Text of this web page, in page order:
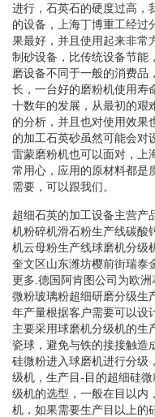
进行，石英石的硬度过高，
的设备，上海丁博重工经过
果最好，并且使用起来非常
制砂设备，比传统设备节能
磨设备不同于一般的消费品
长，一台好的磨粉机使用寿
十数年的发展，从最初的艰
的分析，并且也对使用效果
的加工石英砂虽然可能会对
雷蒙磨粉机也可以面对，上
常用心，应用的原材料都是
需要，可以跟我们。
超细石英的加工设备主营产
机粉碎机滑石粉生产线碳酸
机云母粉生产线球磨机分级
奎文区山东潍坊樱前街瑞泰
更多.德国阿肯图公司为欧
微粉玻璃粉超细研磨分级生
年产量根据客户需要可以设
主要采用球磨机分级机的生
瓷球，避免与铁的接接触造
硅微粉进入球磨机进行分级
级机，生产目-目的超细硅
级机的选型，一般在目以内
机，如果需要生产目以上的